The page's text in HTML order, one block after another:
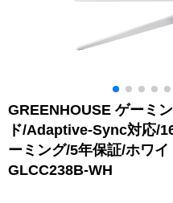
GREENHOUSE ゲーミ
ド/Adaptive-Sync対応/
ーミング/5年保証/ホワ
GLCC238B-WH